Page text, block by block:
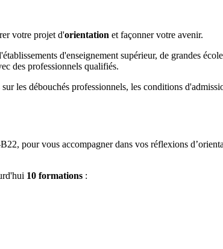
votre projet d'orientation et façonner votre avenir.
d'enseignement supérieur, de grandes
des professionnels qualifiés.
les débouchés professionnels, les conditions
pour vous accompagner dans vos réflexions
10 formations :